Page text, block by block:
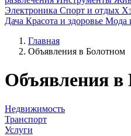
Электроника Спорт и отдых
Дача Красота и здоровье Мода
Главная
Объявления в Болотном
Объявления в
Недвижимость
Транспорт
Услуги